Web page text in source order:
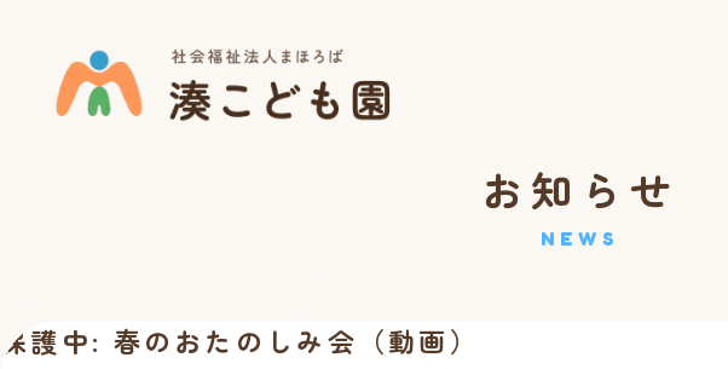
お知らせ
NEWS
保護中: 春のおたのしみ会（動画）